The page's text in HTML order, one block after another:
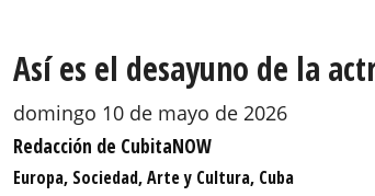
Así es el desayuno de la
domingo 10 de mayo de 2026
Redacción de CubitaNOW
Europa, Sociedad, Arte y Cultura, Cuba